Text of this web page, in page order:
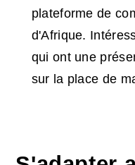
plateforme de
d'Afrique.
qui ont une
sur la place de